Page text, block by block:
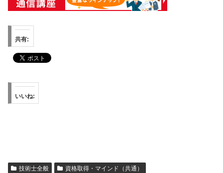
共有:
いいね:
技術士全般
資格取得・マインド（共通）